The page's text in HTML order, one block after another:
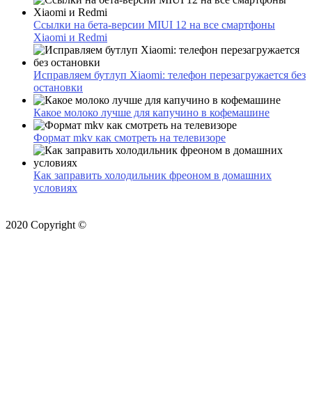
Ссылки на бета-версии MIUI 12 на все смартфоны
Xiaomi и Redmi
Исправляем бутлуп Xiaomi: телефон перезагружается без
остановки
Какое молоко лучше для капучино в кофемашине
Формат mkv как смотреть на телевизоре
Как заправить холодильник фреоном в домашних
условиях
2020 Copyright ©